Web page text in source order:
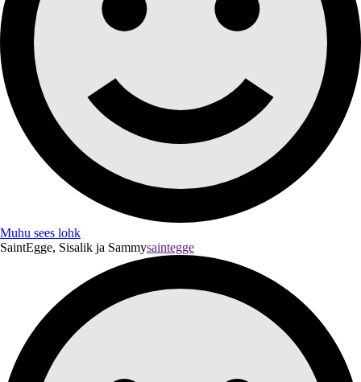
Muhu sees lohk
SaintEgge, Sisalik ja Sammysaintegge